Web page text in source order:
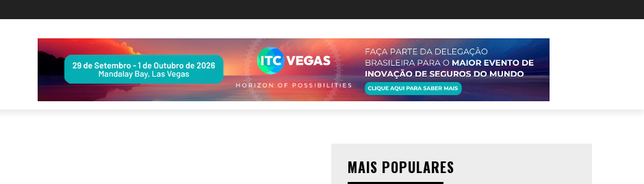
MAIS POPULARES